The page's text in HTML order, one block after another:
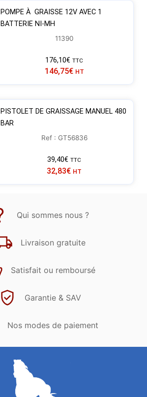
POMPE À GRAISSE 12V AVEC 1
BATTERIE NI-MH
11390
176,10€ TTC
146,75€ HT
PISTOLET DE GRAISSAGE MANUEL 480
BAR
Ref : GT56836
39,40€ TTC
32,83€ HT
Qui sommes nous ?
Livraison gratuite
Satisfait ou remboursé
Garantie & SAV
Nos modes de paiement